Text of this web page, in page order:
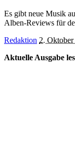
Es gibt neue Musik
Alben-Reviews für
Posted
Redaktion 2.
Aktuelle Ausgabe